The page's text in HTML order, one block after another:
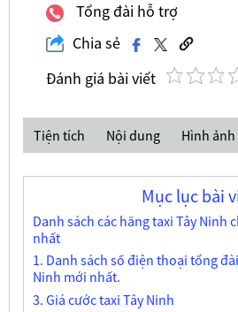
Tổng đài hỗ trợ
Chia sẻ
Đánh giá bài viết
Tiện tích Nội dung Hình ảnh
Mục lục bài
Danh sách các hãng taxi Tây Ninh
nhất
1. Danh sách số điện thoại tổng
Ninh mới nhất.
3. Giá cước taxi Tây Ninh